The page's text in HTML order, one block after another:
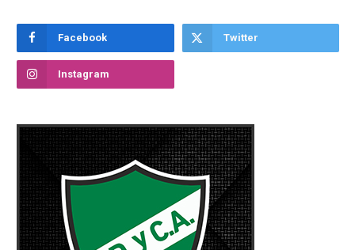
Facebook Twitter
Instagram